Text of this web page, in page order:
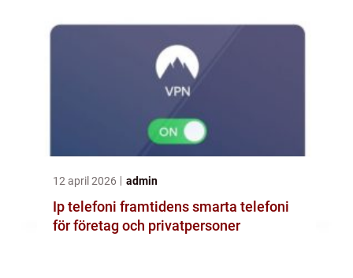
12 april 2026 admin
Ip telefoni framtidens smarta telefoni
för företag och privatpersoner